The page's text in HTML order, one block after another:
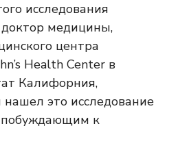
исследования
медицины,
центра
Health Center в
Калифорния,
это исследование
к